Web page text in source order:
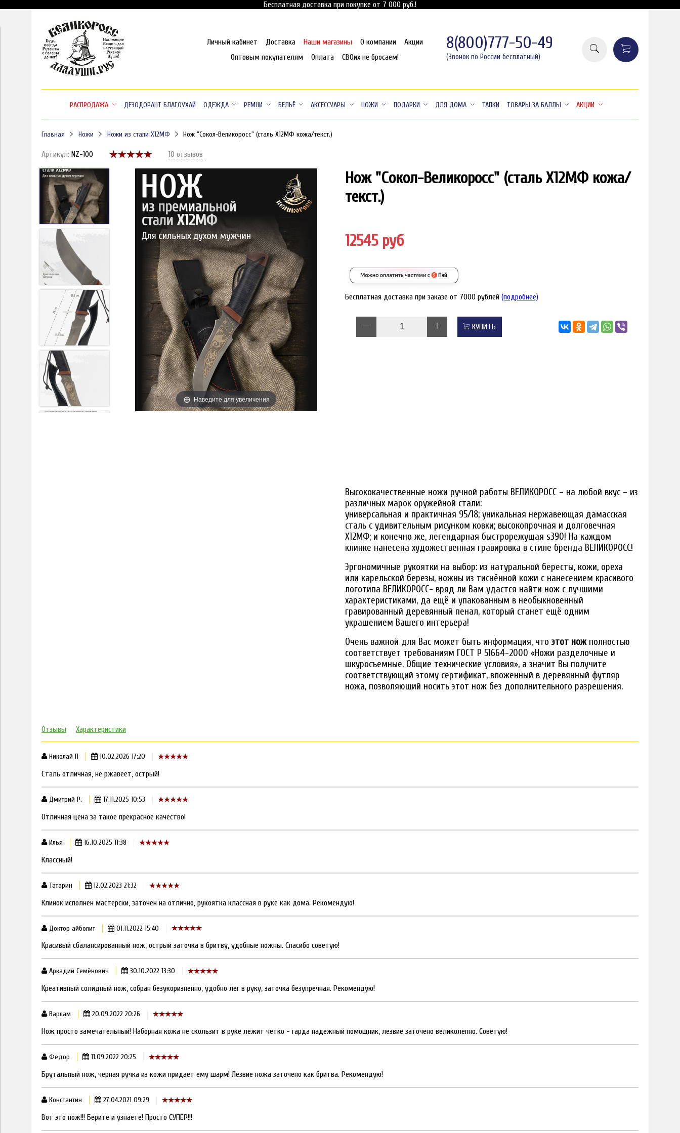
Бесплатная доставка при покупке от 7 000 руб.!
Личный кабинет Доставка Наши магазины О компании
Акции
Оптовым покупателям
Оплата СВОих не бросаем!
8(800)777-50-49
(Звонок по России бесплатный)
РАСПРОДАЖА ДЕЗОДОРАНТ БЛАГОУХАЙ ОДЕЖДА РЕМНИ БЕЛЬЁ АКСЕССУАРЫ НОЖИ ПОДАРКИ ДЛЯ ДОМА ТАПКИ ТОВАРЫ ЗА БАЛЛЫ АКЦИИ
Главная Ножи Ножи из стали Х12МФ Нож "Сокол-Великоросс" (сталь Х12МФ кожа/текст.)
Артикул: NZ-100 10 отзывов
Наведите для увеличения
Нож "Сокол-Великоросс" (сталь Х12МФ кожа/
текст.)
12545 руб
Бесплатная доставка при заказе от 7000 рублей (подробнее)
КУПИТЬ
Высококачественные ножи ручной работы ВЕЛИКОРОСС – на любой вкус – из
различных марок оружейной стали:
универсальная и практичная 95/18; уникальная нержавеющая дамасская
сталь с удивительным рисунком ковки; высокопрочная и долговечная
Х12МФ; и конечно же, легендарная быстрорежущая s390! На каждом
клинке нанесена художественная гравировка в стиле бренда ВЕЛИКОРОСС!
Эргономичные рукоятки на выбор: из натуральной бересты, кожи, ореха
или карельской березы, ножны из тиснённой кожи с нанесением красивого
логотипа ВЕЛИКОРОСС- вряд ли Вам удастся найти нож с лучшими
характеристиками, да ещё и упакованным в необыкновенный
гравированный деревянный пенал, который станет ещё одним
украшением Вашего интерьера!
Очень важной для Вас может быть информация, чтоэтот ножполностью
соответствует требованиям ГОСТ Р 51664-2000 «Ножи разделочные и
шкуросъемные. Общие технические условия», а значит Вы получите
соответствующий этому сертификат, вложенный в деревянный футляр
ножа, позволяющий носить этот нож без дополнительного разрешения.
Отзывы Характеристики
Николай П 10.02.2026 17:20
Сталь отличная, не ржавеет, острый!
Дмитрий Р. 17.11.2025 10:53
Отличная цена за такое прекрасное качество!
Илья 16.10.2025 11:38
Классный!
Татарин 12.02.2023 21:32
Клинок исполнен мастерски, заточен на отлично, рукоятка классная в руке как дома. Рекомендую!
Доктор айболит 01.11.2022 15:40
Красивый сбалансированный нож, острый заточка в бритву, удобные ножны. Спасибо советую!
Аркадий Семёнович 30.10.2022 13:30
Креативный солидный нож, собран безукоризненно, удобно лег в руку, заточка безупречная. Рекомендую!
Варлам 20.09.2022 20:26
Нож просто замечательный! Наборная кожа не скользит в руке лежит четко - гарда надежный помощник, лезвие заточено великолепно. Советую!
Федор 11.09.2022 20:25
Брутальный нож, черная ручка из кожи придает ему шарм! Лезвие ножа заточено как бритва. Рекомендую!
Константин 27.04.2021 09:29
Вот это нож!!! Берите и узнаете! Просто СУПЕР!!!